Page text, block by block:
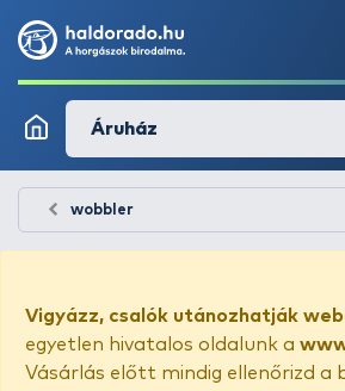
Áruház
wobbler
Vigyázz, csalók utánozhatják
egyetlen hivatalos oldalunk a
Vásárlás előtt mindig ellenőrizd a